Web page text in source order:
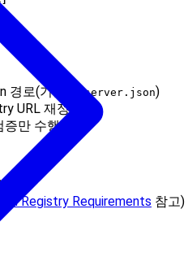
경로(기본: ./server.json)
URL 재정의
증만 수행
검증
Registry Requirements 참고)